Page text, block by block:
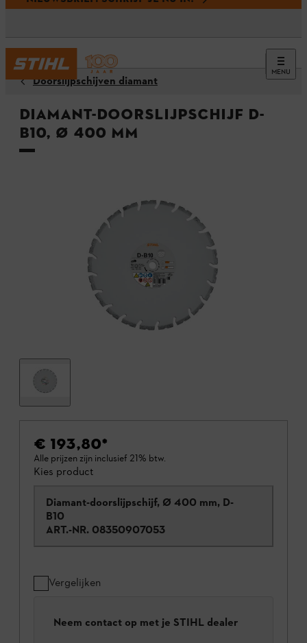
MENU
Doorslijpschijven diamant
Diamant-doorslijpschijf D-
B10, Ø 400 mm
€ 193,80*
Alle prijzen zijn inclusief 21% btw.
Kies product
Diamant-doorslijpschijf, Ø 400 mm, D-
B10
ART.-NR. 08350907053
Vergelijken
Neem contact op met je STIHL dealer